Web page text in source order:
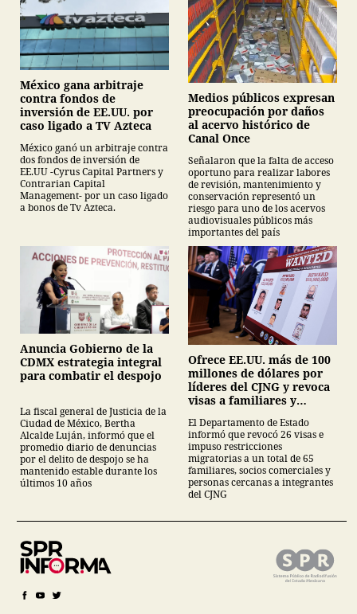
México gana arbitraje
contra fondos de
inversión de EE.UU. por
caso ligado a TV Azteca
México ganó un arbitraje contra
dos fondos de inversión de
EE.UU -Cyrus Capital Partners y
Contrarian Capital
Management- por un caso ligado
a bonos de Tv Azteca.
Medios públicos expresan
preocupación por daños
al acervo histórico de
Canal Once
Señalaron que la falta de acceso
oportuno para realizar labores
de revisión, mantenimiento y
conservación representó un
riesgo para uno de los acervos
audiovisuales públicos más
importantes del país
Anuncia Gobierno de la
CDMX estrategia integral
para combatir el despojo
La fiscal general de Justicia de la
Ciudad de México, Bertha
Alcalde Luján, informó que el
promedio diario de denuncias
por el delito de despojo se ha
mantenido estable durante los
últimos 10 años
Ofrece EE.UU. más de 100
millones de dólares por
líderes del CJNG y revoca
visas a familiares y
El Departamento de Estado
informó que revocó 26 visas e
impuso restricciones
migratorias a un total de 65
familiares, socios comerciales y
personas cercanas a integrantes
del CJNG